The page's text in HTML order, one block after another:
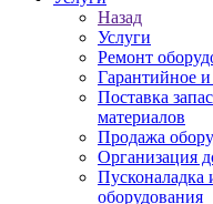
Назад
Услуги
Ремонт
Гарантийное
Поставка
материалов
Продажа
Организация
Пусконаладка
оборудования